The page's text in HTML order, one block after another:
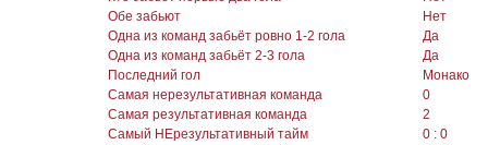
Обе забьют
Нет
Одна из команд забьёт ровно 1-2 гола
Да
Одна из команд забьёт 2-3 гола
Да
Последний гол
Монако
Самая нерезультативная команда
0
Самая результативная команда
2
Самый НЕрезультативный тайм
0 : 0